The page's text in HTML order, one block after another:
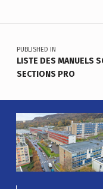
Navigation de l’article
PUBLISHED IN
LISTE DES MANUELS
SECTIONS PRO